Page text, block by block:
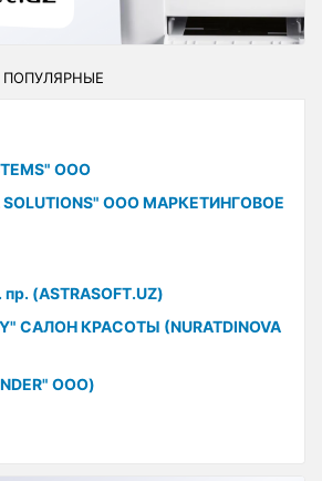
ПОПУЛЯРНЫЕ
ООО
SOLUTIONS" ООО МАРКЕТИНГОВОЕ
(ASTRASOFT.UZ)
САЛОН КРАСОТЫ (NURATDINOVA
ООО)